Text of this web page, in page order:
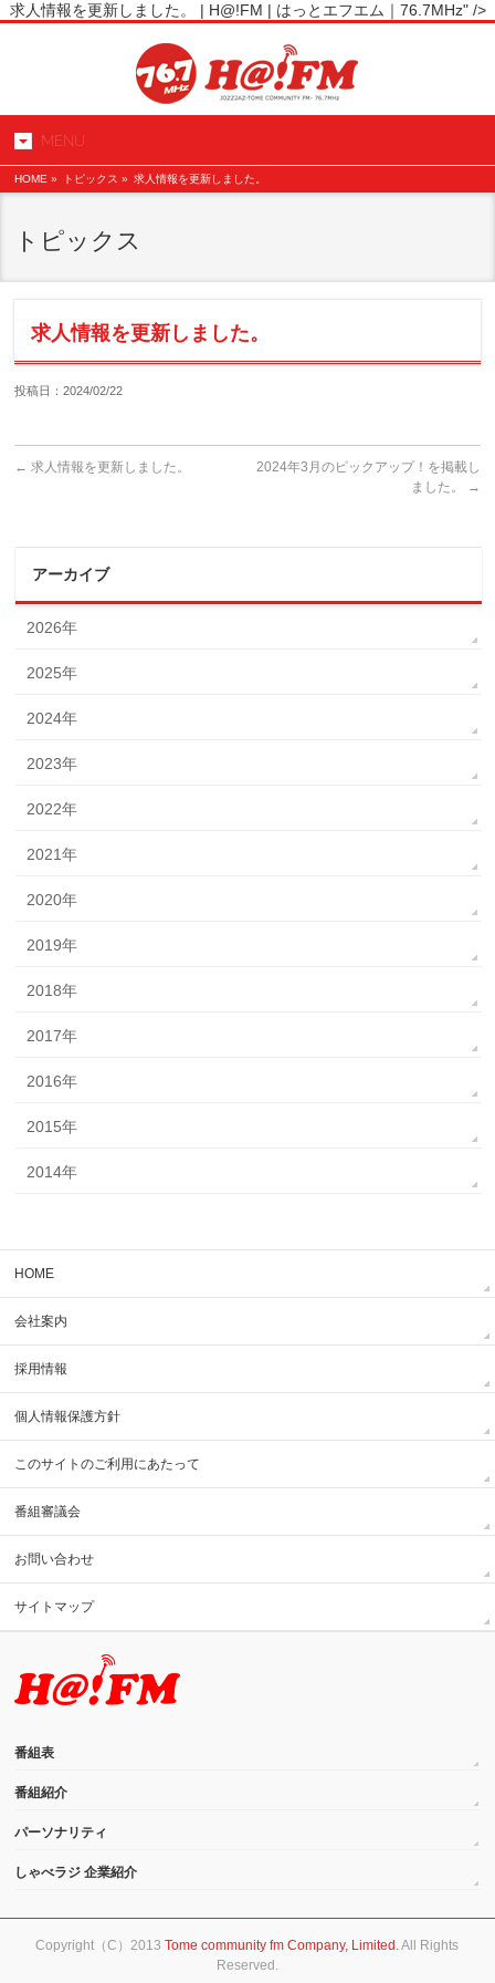
求人情報を更新しました。 | H@!FM | はっとエフエム｜76.7MHz" />
MENU
HOME » トピックス » 求人情報を更新しました。
トピックス
求人情報を更新しました。
投稿日：2024/02/22
← 求人情報を更新しました。
2024年3月のピックアップ！を掲載し
ました。
→
アーカイブ
2026年
2025年
2024年
2023年
2022年
2021年
2020年
2019年
2018年
2017年
2016年
2015年
2014年
HOME
会社案内
採用情報
個人情報保護方針
このサイトのご利用にあたって
番組審議会
お問い合わせ
サイトマップ
番組表
番組紹介
パーソナリティ
しゃべラジ 企業紹介
Copyright（C）2013Tome community fm Company, Limited.All Rights
Reserved.